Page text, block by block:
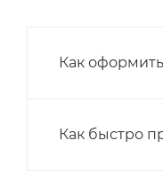
Как оформить
Как быстро